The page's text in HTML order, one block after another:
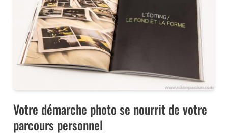
Votre démarche photo se nourrit de votre
parcours personnel